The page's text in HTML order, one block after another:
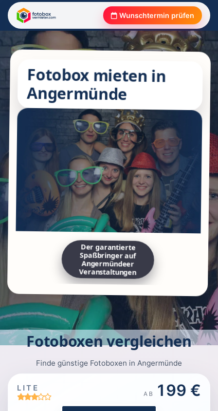
Wunschtermin prüfen
Fotobox mieten in
Angermünde
Der garantierte
Spaßbringer auf
Angermündeer
Veranstaltungen
Fotoboxen vergleichen
Finde günstige Fotoboxen in Angermünde
LITE
AB 199 €